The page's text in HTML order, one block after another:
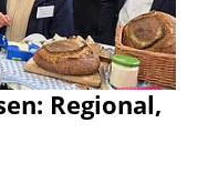
Regional,